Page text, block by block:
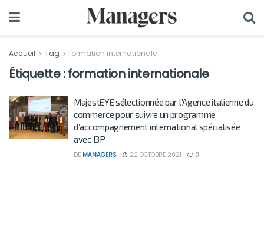
Accueil Tag formation internationale
Étiquette :formation internationale
MajestEYE sélectionnée par l’Agence italienne du
commerce pour suivre un programme
d’accompagnement international spécialisée
avec I3P
DE MANAGERS 22 OCTOBRE 2021 0